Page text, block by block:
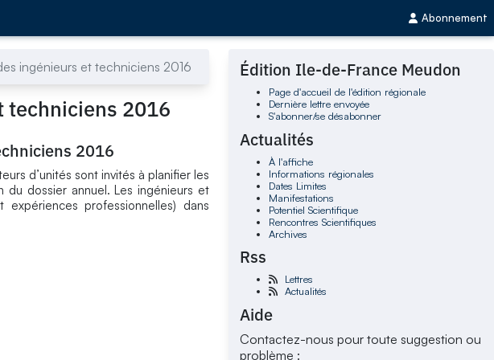
Abonnement
ingénieurs et techniciens 2016
techniciens 2016
2016
d’unités sont invités à planifier les
du dossier annuel. Les ingénieurs et
professionnelles) dans
Édition Ile-de-France Meudon
Page d'accueil de l'édition régionale
Dernière lettre envoyée
S'abonner/se désabonner
Actualités
À l'affiche
Informations régionales
Dates Limites
Manifestations
Potentiel Scientifique
Rencontres Scientifiques
Archives
Rss
Lettres
Actualités
Aide
Contactez-nous pour toute suggestion ou
problème :